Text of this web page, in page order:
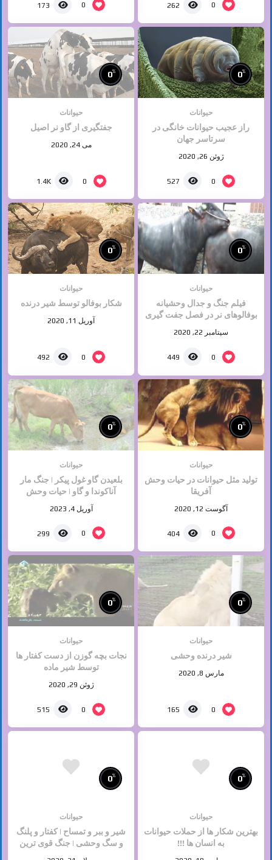
0
262
0
173
0%
حیوانات
راز عجیب حیوانات خانگی در
سرتاسر جهان
ژوئن 26, 2020
0
527
0%
حیوانات
جفتگیری از گاو نر اصیل
می 24, 2020
0
1.4K
0%
حیوانات
فیلم جنگ و جدال وحشیانه
بوفالوهای نر در فصل جفت گیری
سپتامبر 22, 2020
0
449
0%
حیوانات
شكار بوفالو توسط شیر درنده
آوریل 11, 2020
0
492
0%
حیوانات
تولید مثل حیوانات در حیات وحش
آفریقا
آگوست 12, 2020
0
404
0%
حیوانات
بلعیدن گاو غول پیکر | جنگ مار
آناکوندا و گاو | حیات وحش
حیوانات | جنگ حیوانات
آوریل 4, 2023
0
299
0%
حیوانات
شیر درنده وحشی
مارس 8, 2020
0
165
0%
حیوانات
نجات بچه گوزن از دست کفتار ها
توسط شیر ماده
ژوئن 29, 2020
0
515
0%
حیوانات
بهترین شکار ها از حملات حیوانات
به انسان ها !!!
0%
حیوانات
شیر و ببر و تمساح | کفتار و پلنگ
و سگ وحشی | جنگ قوی ترین